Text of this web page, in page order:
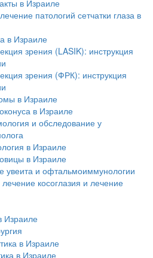
в Израиле
патологий сетчатки глаза в
в Израиле
зрения (LASIK): инструкция
зрения (ФРК): инструкция
в Израиле
в Израиле
и обследование у
в Израиле
в Израиле
увеита и офтальмоиммунологии
косоглазия и лечение
Израиле
в Израиле
в Израиле